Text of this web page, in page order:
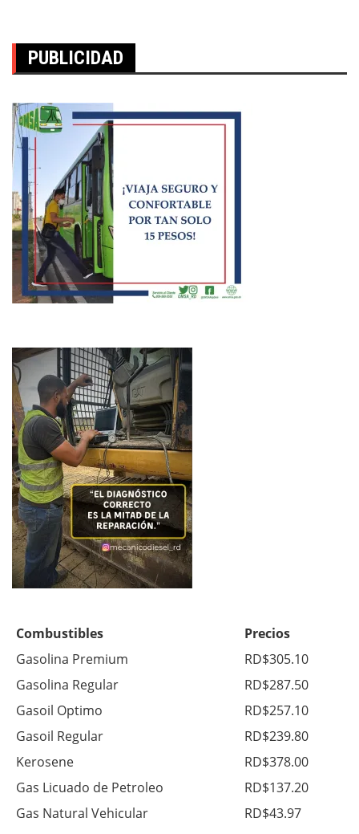
PUBLICIDAD
Combustibles
Precios
Gasolina Premium
RD$305.10
Gasolina Regular
RD$287.50
Gasoil Optimo
RD$257.10
Gasoil Regular
RD$239.80
Kerosene
RD$378.00
Gas Licuado de Petroleo
RD$137.20
Gas Natural Vehicular
RD$43.97